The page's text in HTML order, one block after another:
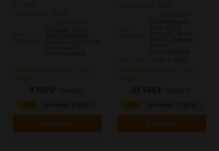
Уточняйте наличие и цену
товара
Уточняйте наличие и цену
товара